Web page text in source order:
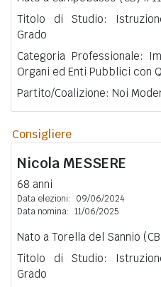
Titolo di Studio:
Grado
Categoria Professionale:
Organi ed Enti Pubblici con
Partito/Coalizione: Noi
Consigliere
Nicola MESSERE
68 anni
Data elezioni:
09/06/2024
Data nomina: 11/06/2025
Nato a Torella del Sannio
Titolo di Studio:
Grado